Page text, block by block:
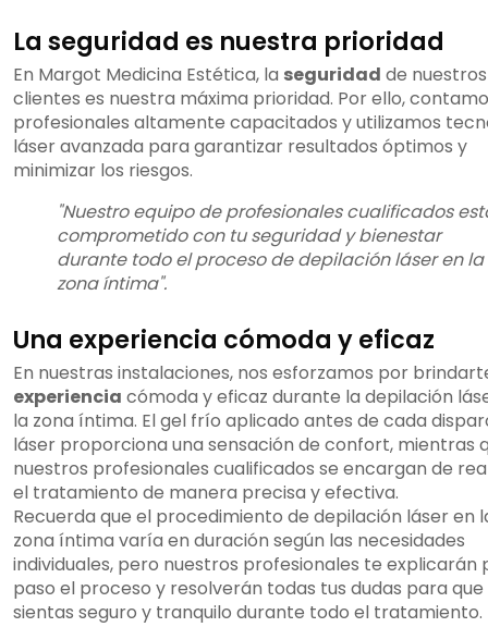
La seguridad es nuestra prioridad
En Margot Medicina Estética, la seguridad de nuestros
clientes es nuestra máxima prioridad. Por ello,
profesionales altamente capacitados y utilizamos
láser avanzada para garantizar resultados óptimos y
minimizar los riesgos.
"Nuestro equipo de profesionales cualificados
comprometido con tu seguridad y bienestar
durante todo el proceso de depilación láser en la
zona íntima".
Una experiencia cómoda y eficaz
En nuestras instalaciones, nos esforzamos por
experiencia cómoda y eficaz durante la depilación
la zona íntima. El gel frío aplicado antes de cada
láser proporciona una sensación de confort, mientras
nuestros profesionales cualificados se encargan de
el tratamiento de manera precisa y efectiva.
Recuerda que el procedimiento de depilación láser en
zona íntima varía en duración según las necesidades
individuales, pero nuestros profesionales te explicarán
paso el proceso y resolverán todas tus dudas para
sientas seguro y tranquilo durante todo el tratamiento.